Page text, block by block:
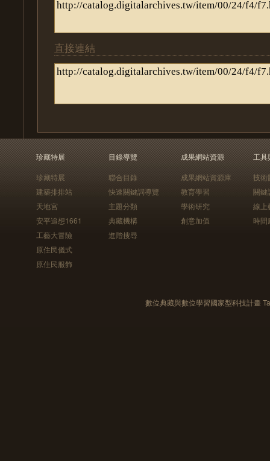
直接連結
珍藏特展
珍藏特展
建築排排站
天地宮
安平追想1661
工藝大冒險
原住民儀式
原住民服飾
目錄導覽
聯合目錄
快速關鍵詞導覽
主題分類
典藏機構
進階搜尋
成果網站資源
成果網站資源庫
教育學習
學術研究
創意加值
工具
技術
關鍵
線上
時間
數位典藏與數位學習國家型科技計畫